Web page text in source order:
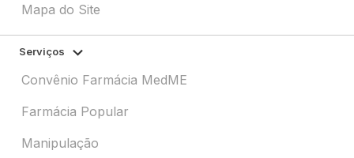
Mapa do Site
Serviços
Convênio Farmácia MedME
Farmácia Popular
Manipulação